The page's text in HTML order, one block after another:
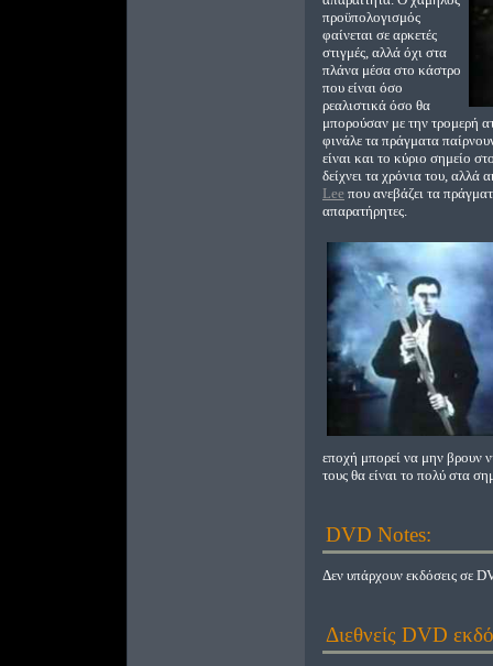
προϋπολογισμός
φαίνεται σε αρκετές
στιγμές, αλλά όχι στα
πλάνα μέσα στο κάστρο
που είναι όσο
ρεαλιστικά όσο θα
μπορούσαν με την τρομερή
φινάλε τα πράγματα
είναι και το κύριο σημείο
δείχνει τα χρόνια του, αλλά
Lee που ανεβάζει τα
απαρατήρητες.
εποχή μπορεί να μην βρουν
τους θα είναι το πολύ στα
DVD Notes:
Δεν υπάρχουν εκδόσεις σε
Διεθνείς DVD